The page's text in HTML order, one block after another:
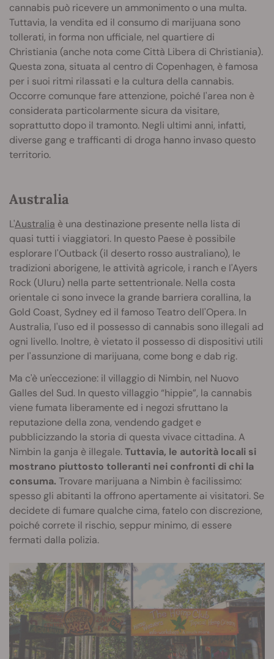
cannabis può ricevere un ammonimento o una multa.
Tuttavia, la vendita ed il consumo di marijuana sono
tollerati, in forma non ufficiale, nel quartiere di
Christiania (anche nota come Città Libera di Christiania).
Questa zona, situata al centro di Copenhagen, è famosa
per i suoi ritmi rilassati e la cultura della cannabis.
Occorre comunque fare attenzione, poiché l'area non è
considerata particolarmente sicura da visitare,
soprattutto dopo il tramonto. Negli ultimi anni, infatti,
diverse gang e trafficanti di droga hanno invaso questo
territorio.
Australia
L'Australia è una destinazione presente nella lista di
quasi tutti i viaggiatori. In questo Paese è possibile
esplorare l'Outback (il deserto rosso australiano), le
tradizioni aborigene, le attività agricole, i ranch e l'Ayers
Rock (Uluru) nella parte settentrionale. Nella costa
orientale ci sono invece la grande barriera corallina, la
Gold Coast, Sydney ed il famoso Teatro dell'Opera. In
Australia, l'uso ed il possesso di cannabis sono illegali ad
ogni livello. Inoltre, è vietato il possesso di dispositivi utili
per l'assunzione di marijuana, come bong e dab rig.
Ma c'è un'eccezione: il villaggio di Nimbin, nel Nuovo
Galles del Sud. In questo villaggio “hippie”, la cannabis
viene fumata liberamente ed i negozi sfruttano la
reputazione della zona, vendendo gadget e
pubblicizzando la storia di questa vivace cittadina. A
Nimbin la ganja è illegale.Tuttavia, le autorità locali si
mostrano piuttosto tolleranti nei confronti di chi la
consuma. Trovare marijuana a Nimbin è facilissimo:
spesso gli abitanti la offrono apertamente ai visitatori. Se
decidete di fumare qualche cima, fatelo con discrezione,
poiché correte il rischio, seppur minimo, di essere
fermati dalla polizia.